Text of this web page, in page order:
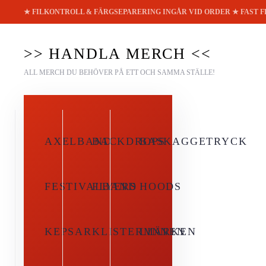
★ FILKONTROLL & FÄRGSEPARERING INGÅR VID ORDER ★ FAST
>> HANDLA MERCH <<
ALL MERCH DU BEHÖVER PÅ ETT OCH SAMMA STÄLLE!
AXELBANDBACKDROPSBASKAGGETRYCK
FESTIVALBAND
FLYERS HOODS
KEPSARKLISTERMÄRKEN
LINNEN